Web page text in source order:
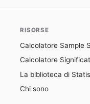
RISORSE
Calcolatore Sample
Calcolatore
La biblioteca di
Chi sono